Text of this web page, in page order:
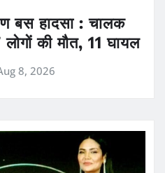
बस हादसा : चालक
की मौत, 11 घायल
8, 2026